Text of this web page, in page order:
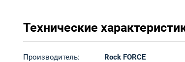
Технические
Производитель:
Rock FORCE